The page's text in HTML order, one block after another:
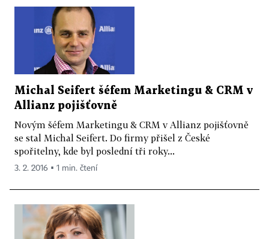
Michal Seifert šéfem Marketingu & CRM v
Allianz pojišťovně
Novým šéfem Marketingu & CRM v Allianz pojišťovně
se stal Michal Seifert. Do firmy přišel z České
spořitelny, kde byl poslední tři roky...
3. 2. 2016 ▪ 1 min. čtení